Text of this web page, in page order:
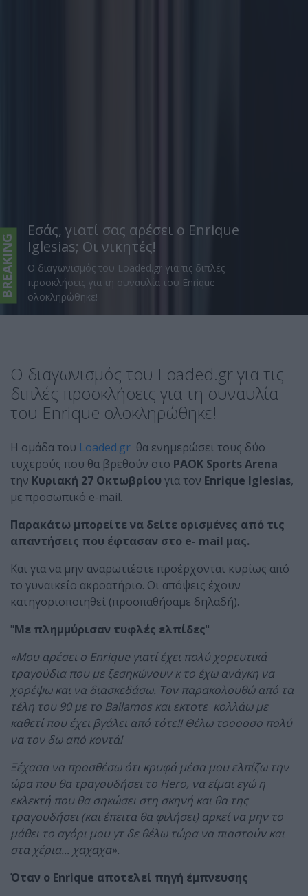
Εσάς, γιατί σας αρέσει ο Enrique
Iglesias; Οι νικητές!
Ο διαγωνισμός του Loaded.gr για τις διπλές
προσκλήσεις για τη συναυλία του Enrique
ολοκληρώθηκε!
Ο διαγωνισμός του Loaded.gr για τις
διπλές προσκλήσεις για τη συναυλία
του Enrique ολοκληρώθηκε!
Η ομάδα του Loaded.gr θα ενημερώσει τους δύο
τυχερούς που θα βρεθούν στο PAOK Sports Arena
την Κυριακή 27 Οκτωβρίου για τον Enrique Iglesias,
με προσωπικό e-mail.
Παρακάτω μπορείτε να δείτε ορισμένες από τις
απαντήσεις που έφτασαν στο e- mail μας.
Και για να μην αναρωτιέστε προέρχονται κυρίως από
το γυναικείο ακροατήριο. Οι απόψεις έχουν
κατηγοριοποιηθεί (προσπαθήσαμε δηλαδή).
"Με πλημμύρισαν τυφλές ελπίδες"
«Μου αρέσει ο Enrique γιατί έχει πολύ χορευτικά
τραγούδια που με ξεσηκώνουν κ το έχω ανάγκη να
χορέψω και να διασκεδάσω. Τον παρακολουθώ από τα
τέλη του 90 με το Bailamos και εκτοτε κολλάω με
καθετί που έχει βγάλει από τότε!! Θέλω τοοοοσο πολύ
να τον δω από κοντά!
Ξέχασα να προσθέσω ότι κρυφά μέσα μου ελπίζω την
ώρα που θα τραγουδήσει το Hero, να είμαι εγώ η
εκλεκτή που θα σηκώσει στη σκηνή και θα της
τραγουδήσει (και έπειτα θα φιλήσει) αρκεί να μην το
μάθει το αγόρι μου γτ δε θέλω τώρα να πιαστούν και
στα χέρια... χαχαχα».
Όταν ο Enrique αποτελεί πηγή έμπνευσης